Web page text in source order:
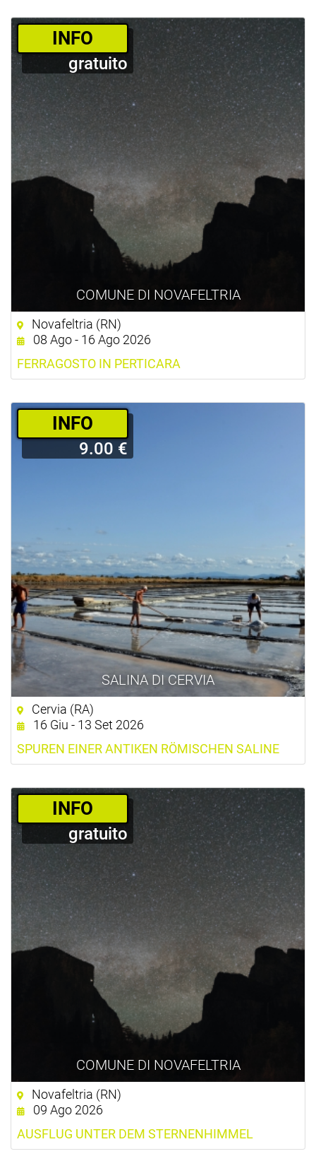
COMUNE DI NOVAFELTRIA
­INFO
gratuito
Novafeltria (RN)
08 Ago - 16 Ago 2026
FERRAGOSTO IN PERTICARA
SALINA DI CERVIA
­INFO
9.00 €
Cervia (RA)
16 Giu - 13 Set 2026
SPUREN EINER ANTIKEN RÖMISCHEN SALINE
COMUNE DI NOVAFELTRIA
­INFO
gratuito
Novafeltria (RN)
09 Ago 2026
AUSFLUG UNTER DEM STERNENHIMMEL